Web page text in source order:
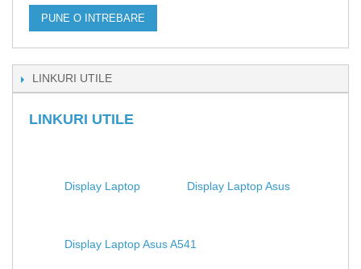
PUNE O INTREBARE
LINKURI UTILE
LINKURI UTILE
Display Laptop Display Laptop Asus
Display Laptop Asus A541